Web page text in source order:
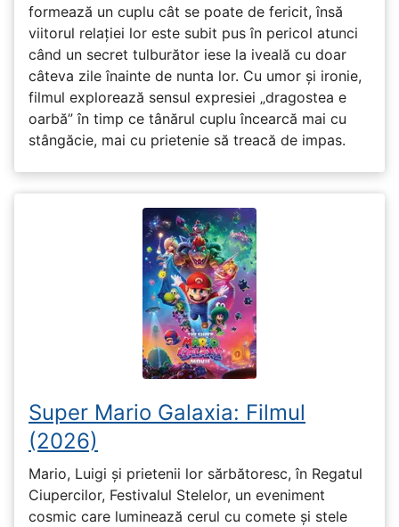
formează un cuplu cât se poate de fericit, însă
viitorul relației lor este subit pus în pericol atunci
când un secret tulburător iese la iveală cu doar
câteva zile înainte de nunta lor. Cu umor și ironie,
filmul explorează sensul expresiei „dragostea e
oarbă” în timp ce tânărul cuplu încearcă mai cu
stângăcie, mai cu prietenie să treacă de impas.
Super Mario Galaxia: Filmul
(2026)
Mario, Luigi și prietenii lor sărbătoresc, în Regatul
Ciupercilor, Festivalul Stelelor, un eveniment
cosmic care luminează cerul cu comete și stele